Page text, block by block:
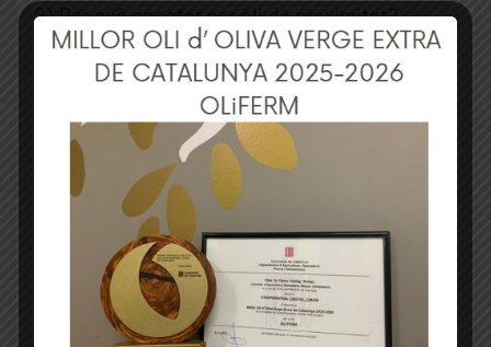
3) Per què apostar per oli de proximitat?
Compraroli de Castelldans
vol dir molt més que tenir un bon
producte a taula. Vol dirdonar suport al camp, mantenir viu el
paisatge d’oliveres, assegurar que els joves del poble tinguin
futur i reduir quilòmetres fins al teu plat. És sostenibilitat amb
gust i sentit.
4) Un oli amb ànima que travessa generacions
Molts recordem els àpats de casa dels avis, el pa sucat amb oli,
els dinars de festa major. Aquestes vivències no venen d’un
envàs anònim del supermercat. Venen de l’oli del poble